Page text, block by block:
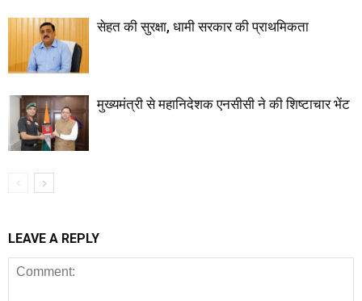
सेहत की सुरक्षा, धामी सरकार की प्राथमिकता
मुख्यमंत्री से महानिदेशक एनसीसी ने की शिष्टाचार भेंट
LEAVE A REPLY